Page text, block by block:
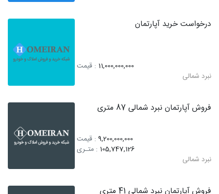
درخواست خرید آپارتمان
11,000,000,000 : قیمت
نبرد شمالی
فروش آپارتمان نبرد شمالی 87 متری
9,200,000,000 : قیمت
105,747,126 : متـری
نبرد شمالی